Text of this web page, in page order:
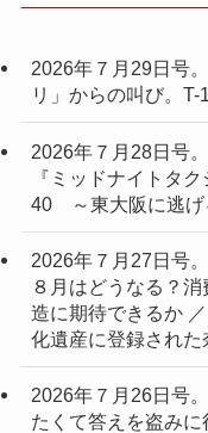
2026年７月29日号
リ」からの叫び。T-
2026年７月28日号
『ミッドナイトタ
40 ～東大阪に逃げ
2026年７月27日号
８月はどうなる？
造に期待できるか
化遺産に登録された
2026年７月26日号
たくて答えを盗み